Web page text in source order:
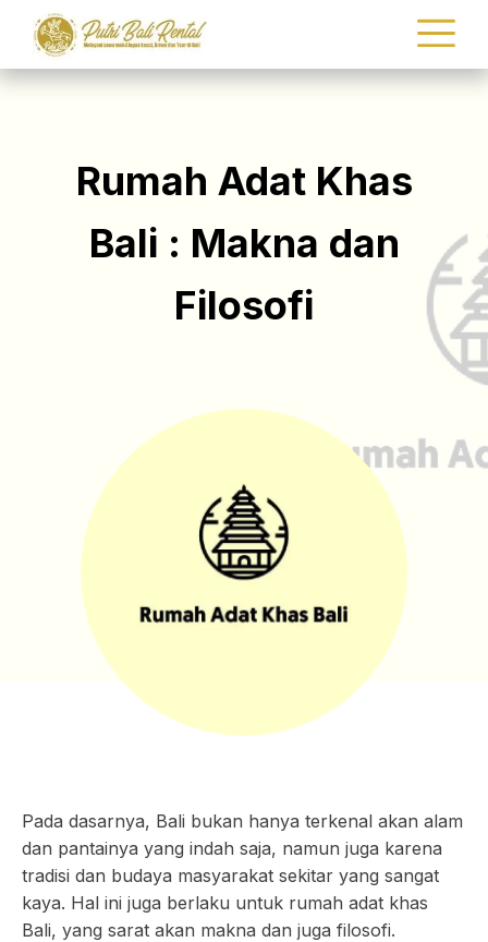
Rumah Adat Khas
Bali : Makna dan
Filosofi
Pada dasarnya, Bali bukan hanya terkenal akan alam
dan pantainya yang indah saja, namun juga karena
tradisi dan budaya masyarakat sekitar yang sangat
kaya. Hal ini juga berlaku untuk rumah adat khas
Bali, yang sarat akan makna dan juga filosofi.